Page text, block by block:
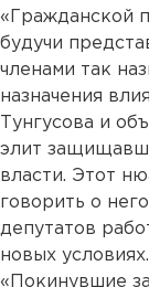
«Гражданской
будучи
членами так
назначения
Тунгусова и
элит
власти. Этот
говорить о
депутатов
новых условиях.
«Покинувшие